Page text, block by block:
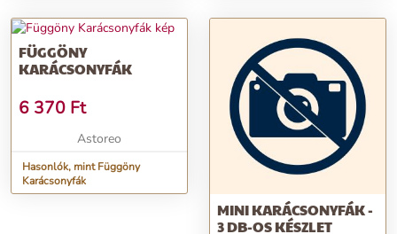
cm
FÜGGÖNY
KARÁCSONYFÁK
6 370 Ft
Astoreo
Hasonlók, mint Függöny
Karácsonyfák
MINI KARÁCSONYFÁK -
3 DB-OS KÉSZLET